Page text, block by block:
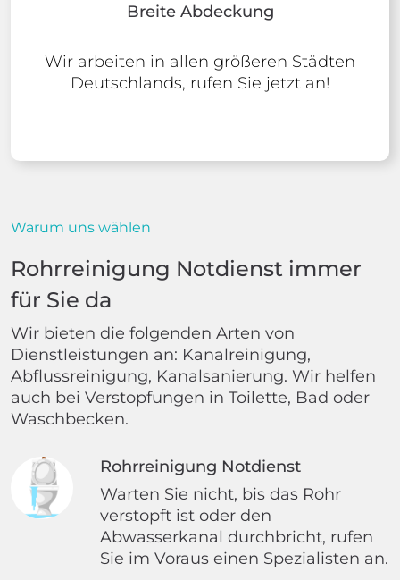
Breite Abdeckung
Wir arbeiten in allen größeren Städten
Deutschlands, rufen Sie jetzt an!
Warum uns wählen
Rohrreinigung Notdienst immer
für Sie da
Wir bieten die folgenden Arten von
Dienstleistungen an: Kanalreinigung,
Abflussreinigung, Kanalsanierung. Wir helfen
auch bei Verstopfungen in Toilette, Bad oder
Waschbecken.
Rohrreinigung Notdienst
Warten Sie nicht, bis das Rohr
verstopft ist oder den
Abwasserkanal durchbricht, rufen
Sie im Voraus einen Spezialisten an.